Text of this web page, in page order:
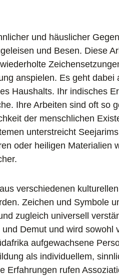
und häuslicher
und Besen. Diese
anspielen. Es geht
Haushalts. Ihr indisches
Ihre Arbeiten sind oft so
der menschlichen
unterstreicht
oder heiligen Materialien
verschiedenen
Zeichen und Symbole
zugleich universell
Demut und wird
aufgewachsene
als individuellem,
Erfahrungen rufen